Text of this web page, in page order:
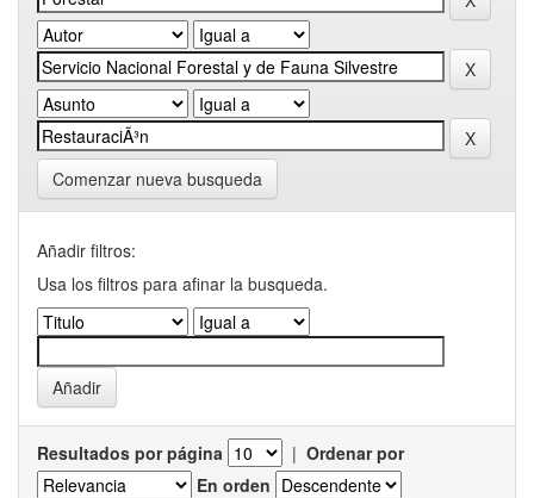
Comenzar nueva busqueda
Añadir filtros:
Usa los filtros para afinar la busqueda.
Resultados por página | Ordenar por
En orden